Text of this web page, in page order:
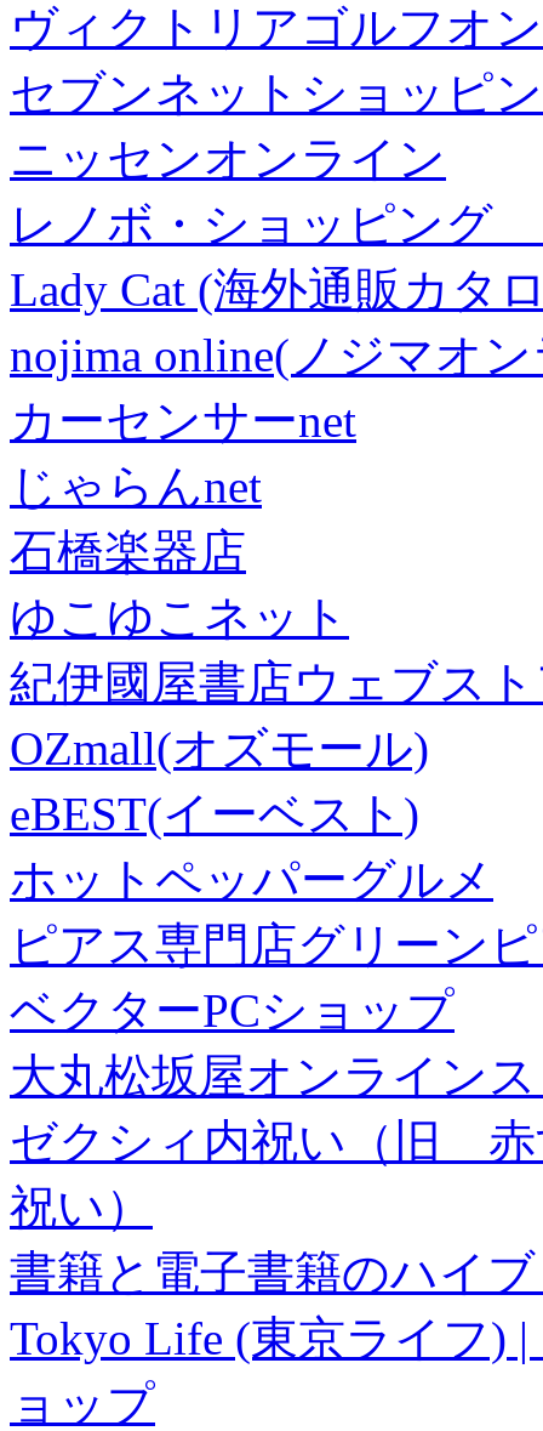
ヴィクトリアゴルフオ
セブンネットショッピ
ニッセンオンライン
レノボ・ショッピング
Lady Cat (海外通販カタ
nojima online(ノジマオ
カーセンサーnet
じゃらんnet
石橋楽器店
ゆこゆこネット
紀伊國屋書店ウェブス
OZmall(オズモール)
eBEST(イーベスト)
ホットペッパーグルメ
ピアス専門店グリーン
ベクターPCショップ
大丸松坂屋オンライン
ゼクシィ内祝い（旧 赤
祝い）
書籍と電子書籍のハイ
Tokyo Life (東京ライフ)
ョップ